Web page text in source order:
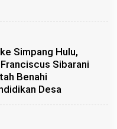
Simpang Hulu,
Sibarani
Benahi
Desa